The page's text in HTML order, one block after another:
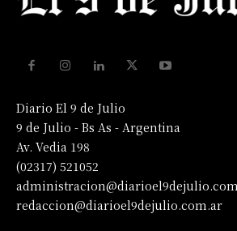
Diario El 9 de Julio
9 de Julio - Bs As - Argentina
Av. Vedia 198
(02317) 521052
redaccion@diarioel9dejulio.com.ar